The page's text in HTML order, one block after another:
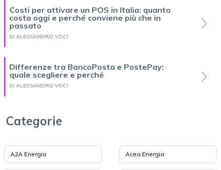
Costi per attivare un POS in Italia: quanto
costa oggi e perché conviene più che in
passato
DI ALESSANDRO VOCI
Differenze tra BancoPosta e PostePay:
quale scegliere e perché
DI ALESSANDRO VOCI
Categorie
A2A Energia Acea Energia